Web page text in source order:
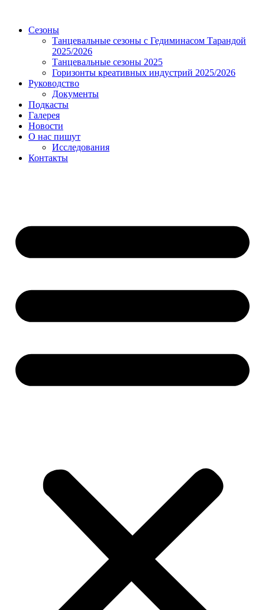
Сезоны
Танцевальные сезоны с Гедиминасом Тарандой
2025/2026
Танцевальные сезоны 2025
Горизонты креативных индустрий 2025/2026
Руководство
Документы
Подкасты
Галерея
Новости
О нас пишут
Исследования
Контакты